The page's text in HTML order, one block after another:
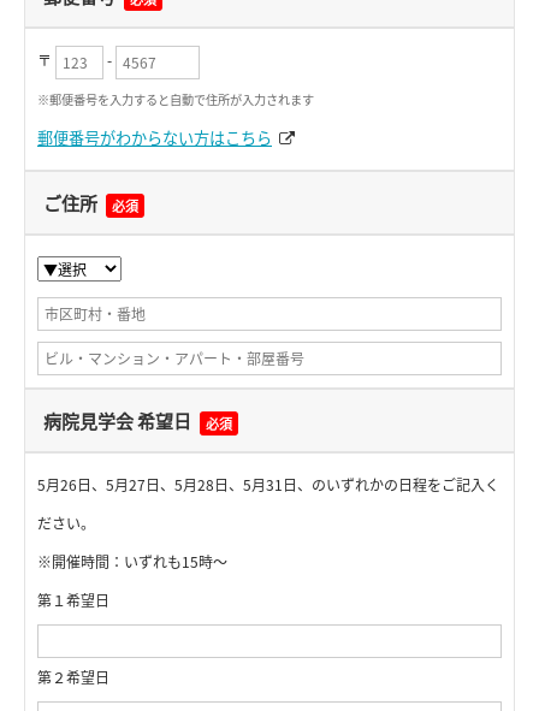
〒 -
※郵便番号を入力すると自動で住所が入力されます
郵便番号がわからない方はこちら
ご住所 必須
病院見学会 希望日 必須
5月26日、5月27日、5月28日、5月31日、のいずれかの日程をご記入く
ださい。
※開催時間：いずれも15時～
第１希望日
第２希望日